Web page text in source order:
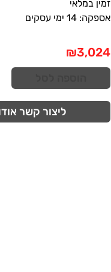
זמין במלאי
אספקה: 14 ימי עסקים
₪3,024
ליצור קשר